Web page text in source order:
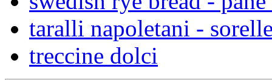
taralli napoletani -
treccine dolci